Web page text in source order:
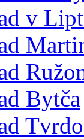
v
Bytča